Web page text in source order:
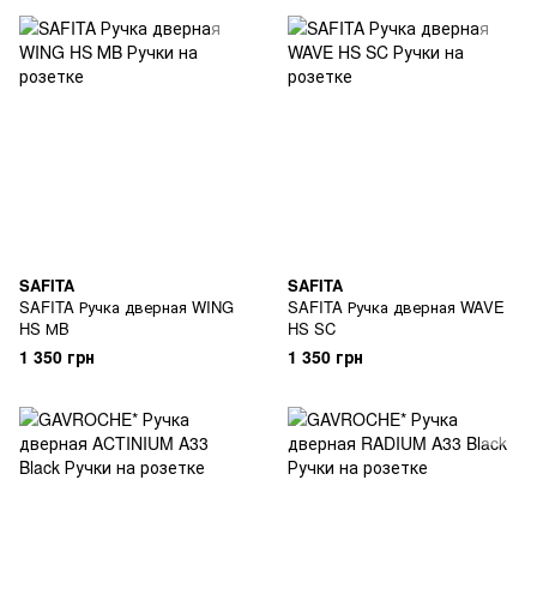
SAFITA
SAFITA Ручка дверная WING
HS МB
1 350 грн
SAFITA
SAFITA Ручка дверная WAVE
HS SC
1 350 грн